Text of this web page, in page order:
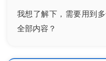
我想了解下，需要用到
全部内容？